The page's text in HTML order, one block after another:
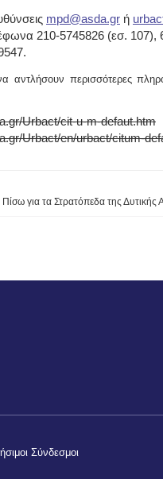
mpd@asda.gr ή
210-5745826 (εσ. 107),
αντλήσουν περισσότερες
Urbact/cit-u-m-defaut.htm
Urbact/en/urbact/citum-
για τα Στρατόπεδα της Δυτικής
Σύνδεσμοι